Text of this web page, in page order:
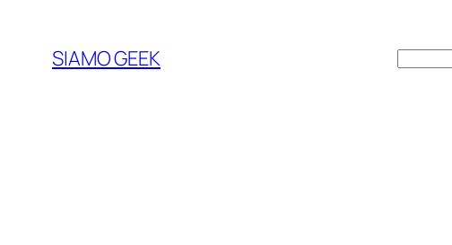
contenuto
SIAMO GEEK Cerca